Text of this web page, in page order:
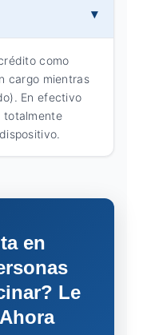
como
cargo mientras
En efectivo
totalmente
en
Le